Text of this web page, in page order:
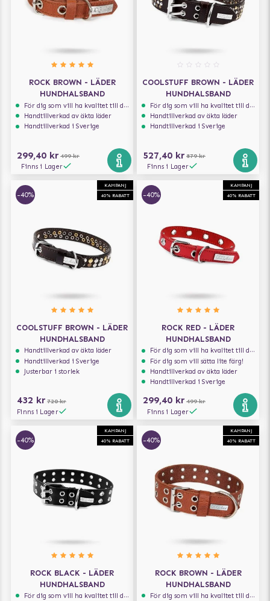
ROCK BROWN - LÄDER
HUNDHALSBAND
För dig som vill ha kvalitet till din hund!
Handtillverkad av äkta läder
Handtillverkad i Sverige
299,40 kr 499 kr
Finns i Lager
COOLSTUFF BROWN - LÄDER
HUNDHALSBAND
För dig som vill ha kvalitet till din hund!
Handtillverkad av äkta läder
Handtillverkad i Sverige
527,40 kr 879 kr
Finns i Lager
KAMPANJ
40% RABATT
-40%
COOLSTUFF BROWN - LÄDER
HUNDHALSBAND
Handtillverkad av äkta läder
Handtillverkad i Sverige
Justerbar i storlek
432 kr 720 kr
Finns i Lager
KAMPANJ
40% RABATT
-40%
ROCK RED - LÄDER
HUNDHALSBAND
För dig som vill ha kvalitet till din hund!
För dig som vill sätta lite färg!
Handtillverkad av äkta läder
Handtillverkad i Sverige
299,40 kr 499 kr
Finns i Lager
KAMPANJ
40% RABATT
-40%
ROCK BLACK - LÄDER
HUNDHALSBAND
För dig som vill ha kvalitet till din hund!
KAMPANJ
40% RABATT
-40%
ROCK BROWN - LÄDER
HUNDHALSBAND
För dig som vill ha kvalitet till din hund!